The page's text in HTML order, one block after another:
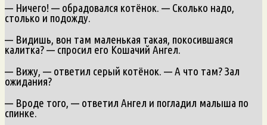
— Ничего! — обрадовался котёнок. — Сколько надо,
столько и подожду.
— Видишь, вон там маленькая такая, покосившаяся
калитка? — спросил его Кошачий Ангел.
— Вижу, — ответил серый котёнок. — А что там? Зал
ожидания?
— Вроде того, — ответил Ангел и погладил малыша по
спинке.